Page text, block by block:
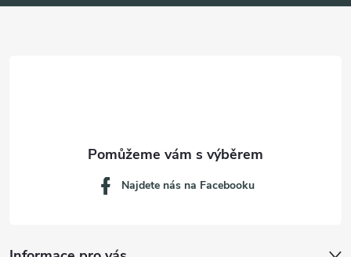
a
Najdete nás na Facebooku